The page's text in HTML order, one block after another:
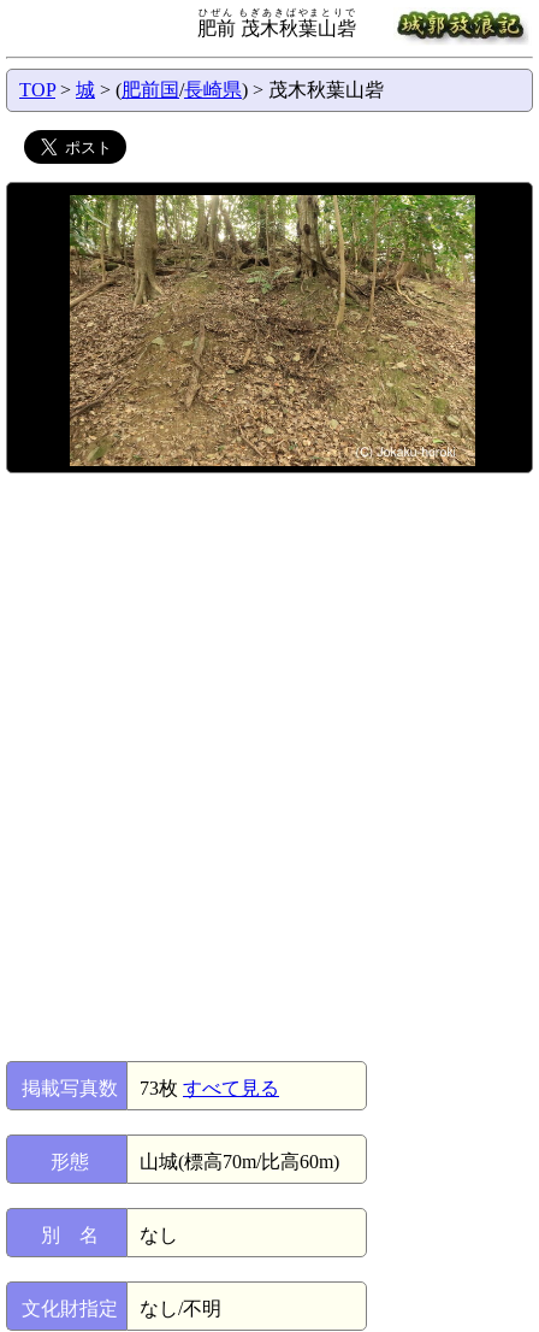
肥前 茂木秋葉山砦
ひぜん もぎあきばやまとりで
TOP> 城 > (肥前国/長崎県) > 茂木秋葉山砦
掲載写真数 73枚 すべて見る
形態 山城(標高70m/比高60m)
別 名 なし
文化財指定 なし/不明